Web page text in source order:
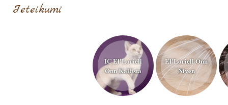
Ieteikumi
IC El'Loriell
Onn Kallista
El'Loriell Onn
Niven